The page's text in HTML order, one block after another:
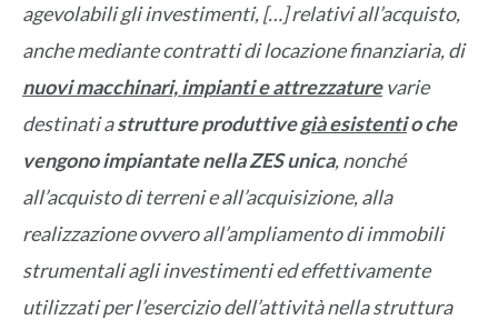
agevolabili gli investimenti, […] relativi all’acquisto,
anche mediante contratti di locazione finanziaria, di
nuovi macchinari, impianti e attrezzaturevarie
destinati astrutture produttivegià esistentio che
vengono impiantate nella ZES unica, nonché
all’acquisto di terreni e all’acquisizione, alla
realizzazione ovvero all’ampliamento di immobili
strumentali agli investimenti ed effettivamente
utilizzati per l’esercizio dell’attività nella struttura